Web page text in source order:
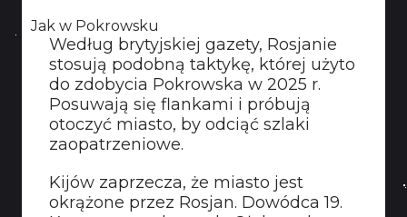
KONTAKT
Jak w Pokrowsku
Według brytyjskiej gazety, Rosjanie
stosują podobną taktykę, której użyto
do zdobycia Pokrowska w 2025 r.
Posuwają się flankami i próbują
otoczyć miasto, by odciąć szlaki
zaopatrzeniowe.
Kijów zaprzecza, że miasto jest
okrążone przez Rosjan. Dowódca 19.